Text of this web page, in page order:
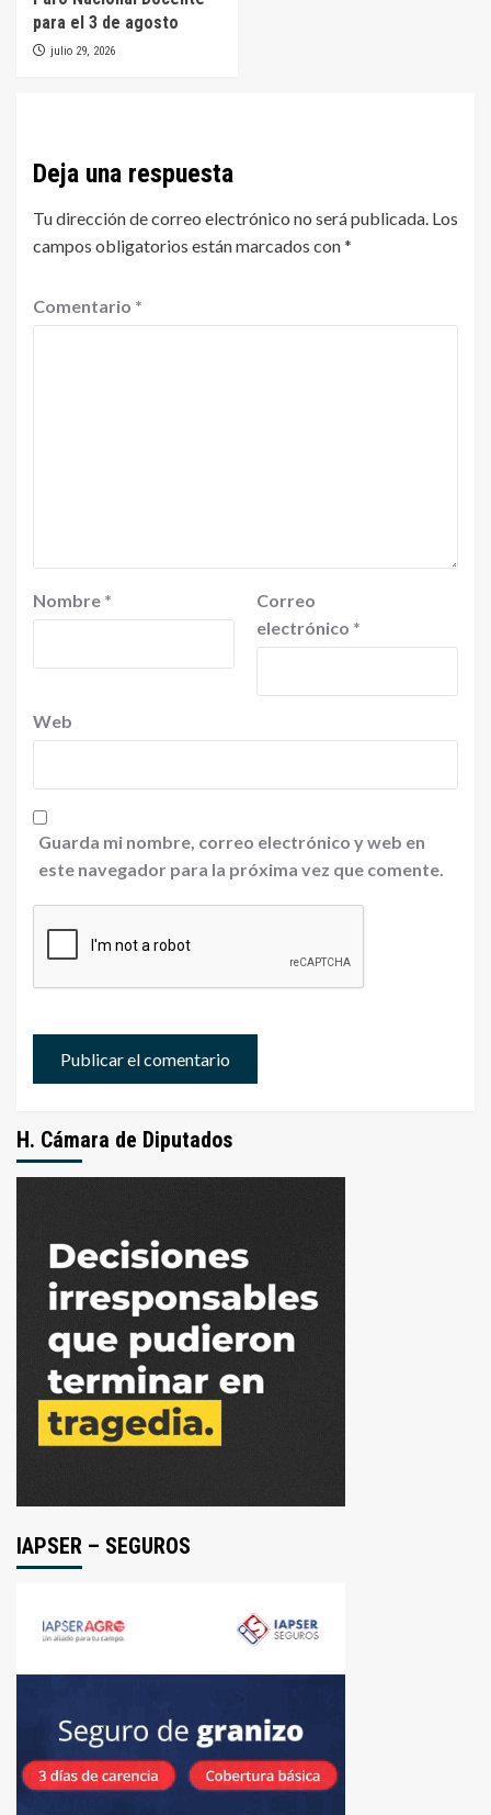
para el 3 de agosto
julio 29, 2026
Deja una respuesta
Tu dirección de correo electrónico no será publicada. Los
campos obligatorios están marcados con*
Comentario *
Nombre *
Correo
electrónico *
Web
Guarda mi nombre, correo electrónico y web en
este navegador para la próxima vez que comente.
H. Cámara de Diputados
IAPSER – SEGUROS